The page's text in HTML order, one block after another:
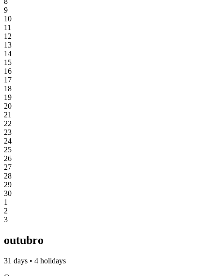
9
10
11
12
13
14
15
16
17
18
19
20
21
22
23
24
25
26
27
28
29
30
1
2
3
outubro
31 days • 4 holidays